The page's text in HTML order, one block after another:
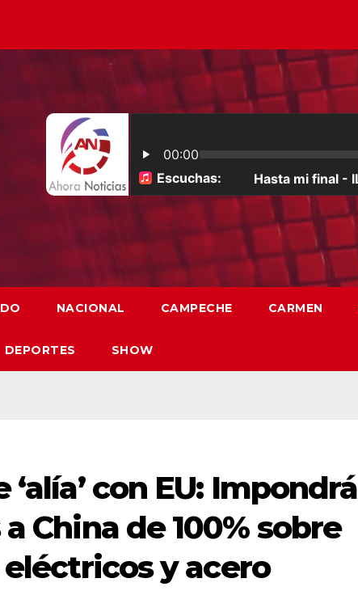
NACIONAL CAMPECHE CARMEN
DEPORTES SHOW
‘alía’ con EU: Impondrá
China de 100% sobre
y acero